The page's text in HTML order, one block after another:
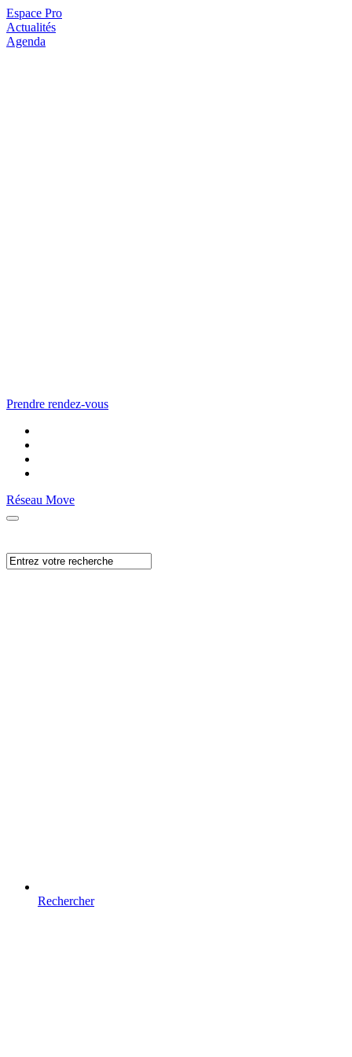
Espace Pro
Actualités
Agenda
Prendre rendez-vous
Réseau Move
Rechercher